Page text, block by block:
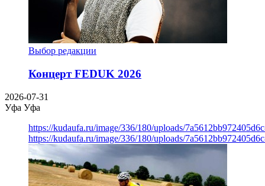
Выбор редакции
Концерт FEDUK 2026
2026-07-31
Уфа Уфа
https://kudaufa.ru/image/336/180/uploads/
https://kudaufa.ru/image/336/180/uploads/